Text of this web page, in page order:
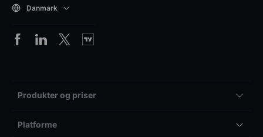
Danmark
Produkter og priser
Platforme